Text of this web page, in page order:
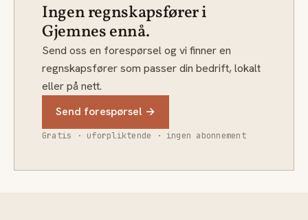
Ingen regnskapsfører i
Gjemnes ennå.
Send oss en forespørsel og vi finner en
regnskapsfører som passer din bedrift, lokalt
eller på nett.
Send forespørsel →
Gratis · uforpliktende · ingen abonnement